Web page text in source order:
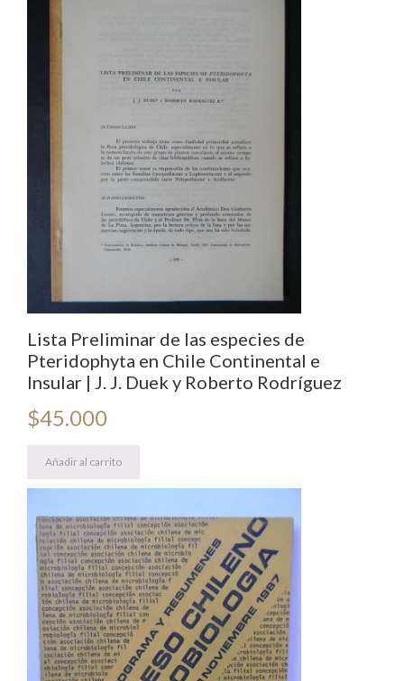
Lista Preliminar de las especies de
Pteridophyta en Chile Continental e
Insular | J. J. Duek y Roberto Rodríguez
$45.000
Añadir al carrito